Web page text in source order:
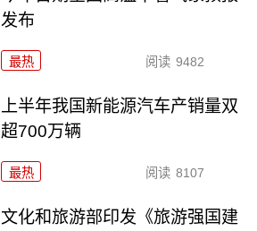
发布
最热 阅读 9482
上半年我国新能源汽车产销量双
超700万辆
最热 阅读 8107
文化和旅游部印发《旅游强国建